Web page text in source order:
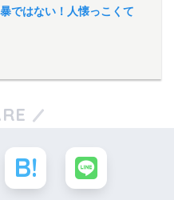
ではない！人懐っこくて